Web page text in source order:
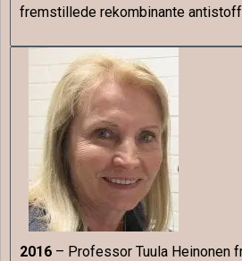
fremstillede rekombinante
2016 – Professor Tuula Heinonen